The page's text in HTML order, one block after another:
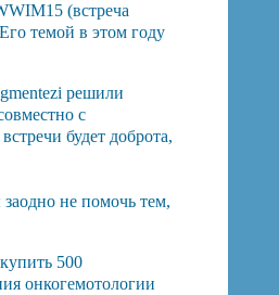
(встреча
темой в этом году
решили
с
будет доброта,
не помочь тем,
500
онкогемотологии